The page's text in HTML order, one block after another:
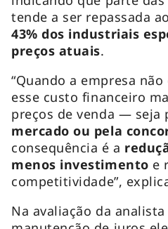
tende a ser repassada
43% dos industriais
preços atuais.
“Quando a empresa
esse custo financeiro
preços de venda — seja
mercado ou pela
consequência é a
menos investimento e
competitividade”,
Na avaliação da analista